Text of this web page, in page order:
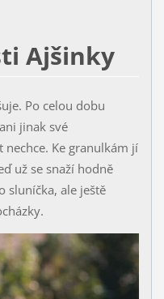
Ajšinky
Po celou dobu
jinak své
Ke granulkám jí
už se snaží hodně
sluníčka, ale ještě